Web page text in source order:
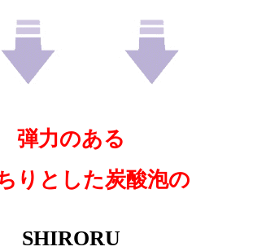
弾力のある
りとした炭酸泡の
SHIRORU